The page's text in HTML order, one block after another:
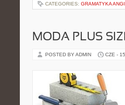
CATEGORIES: GRAMATYKA
MODA PLUS
POSTED BY ADMIN CZE -